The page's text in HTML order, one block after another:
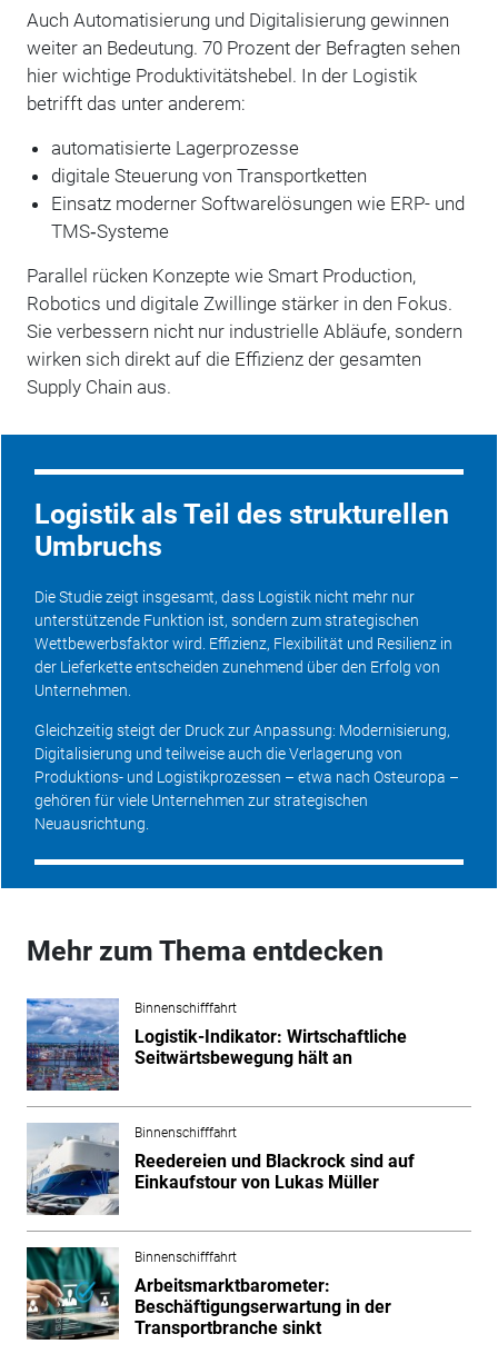
Auch Automatisierung und Digitalisierung gewinnen
weiter an Bedeutung. 70 Prozent der Befragten sehen
hier wichtige Produktivitätshebel. In der Logistik
betrifft das unter anderem:
automatisierte Lagerprozesse
digitale Steuerung von Transportketten
Einsatz moderner Softwarelösungen wie ERP- und
TMS‑Systeme
Parallel rücken Konzepte wie Smart Production,
Robotics und digitale Zwillinge stärker in den Fokus.
Sie verbessern nicht nur industrielle Abläufe, sondern
wirken sich direkt auf die Effizienz der gesamten
Supply Chain aus.
Logistik als Teil des strukturellen
Umbruchs
Die Studie zeigt insgesamt, dass Logistik nicht mehr nur
unterstützende Funktion ist, sondern zum strategischen
Wettbewerbsfaktor wird. Effizienz, Flexibilität und Resilienz in
der Lieferkette entscheiden zunehmend über den Erfolg von
Unternehmen.
Gleichzeitig steigt der Druck zur Anpassung: Modernisierung,
Digitalisierung und teilweise auch die Verlagerung von
Produktions- und Logistikprozessen – etwa nach Osteuropa –
gehören für viele Unternehmen zur strategischen
Neuausrichtung.
Mehr zum Thema entdecken
Binnenschifffahrt
Logistik-Indikator: Wirtschaftliche
Seitwärtsbewegung hält an
Binnenschifffahrt
Reedereien und Blackrock sind auf
Einkaufstour von Lukas Müller
Binnenschifffahrt
Arbeitsmarktbarometer:
Beschäftigungserwartung in der
Transportbranche sinkt